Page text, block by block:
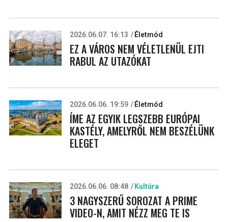
2026.06.07. 16:13 Életmód
EZ A VÁROS NEM VÉLETLENÜL EJTI
RABUL AZ UTAZÓKAT
2026.06.06. 19:59 Életmód
ÍME AZ EGYIK LEGSZEBB EURÓPAI
KASTÉLY, AMELYRŐL NEM BESZÉLÜNK
ELEGET
2026.06.06. 08:48 Kultúra
3 NAGYSZERŰ SOROZAT A PRIME
VIDEO-N, AMIT NÉZZ MEG TE IS